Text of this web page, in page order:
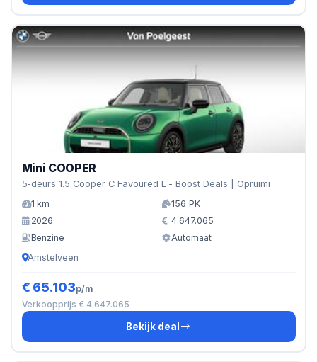
Mini COOPER
5-deurs 1.5 Cooper C Favoured L - Boost Deals | Opruimi
1 km
156 PK
2026
4.647.065
Benzine
Automaat
Amstelveen
€ 65.103p/m
Verkoopprijs € 4.647.065
Bekijk deal